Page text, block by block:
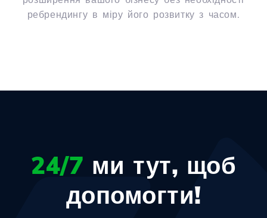
ребрендингу в міру його розвитку з часом.
24/7 ми тут, щоб
допомогти!